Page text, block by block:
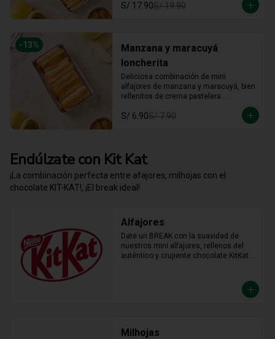
S/ 17.90S/ 19.90
-13%
Manzana y maracuyá
loncherita
Deliciosa combinación de mini
alfajores de manzana y maracuyá, bien
rellenitos de crema pastelera
crema de maracuyá... Irresistible!!
S/ 6.90S/ 7.90
Endúlzate con Kit Kat
¡La combinación perfecta entre afajores, milhojas con el
chocolate KIT-KAT!, ¡El break ideal!
Alfajores
Date un BREAK con la suavidad de
nuestros mini alfajores, rellenos del
auténtico y crujiente chocolate KitKat.
Milhojas